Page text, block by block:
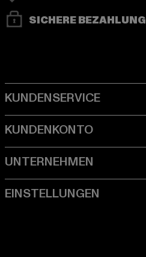
SICHERE BEZAHLUNG